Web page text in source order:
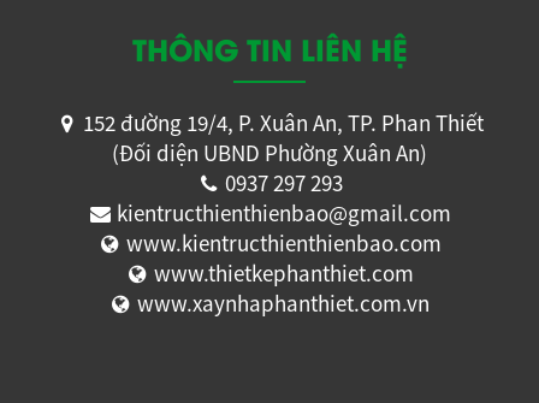
THÔNG TIN LIÊN HỆ
152 đường 19/4, P. Xuân An, TP. Phan Thiết
(Đối diện UBND Phường Xuân An)
0937 297 293
kientructhienthienbao@gmail.com
www.kientructhienthienbao.com
www.thietkephanthiet.com
www.xaynhaphanthiet.com.vn